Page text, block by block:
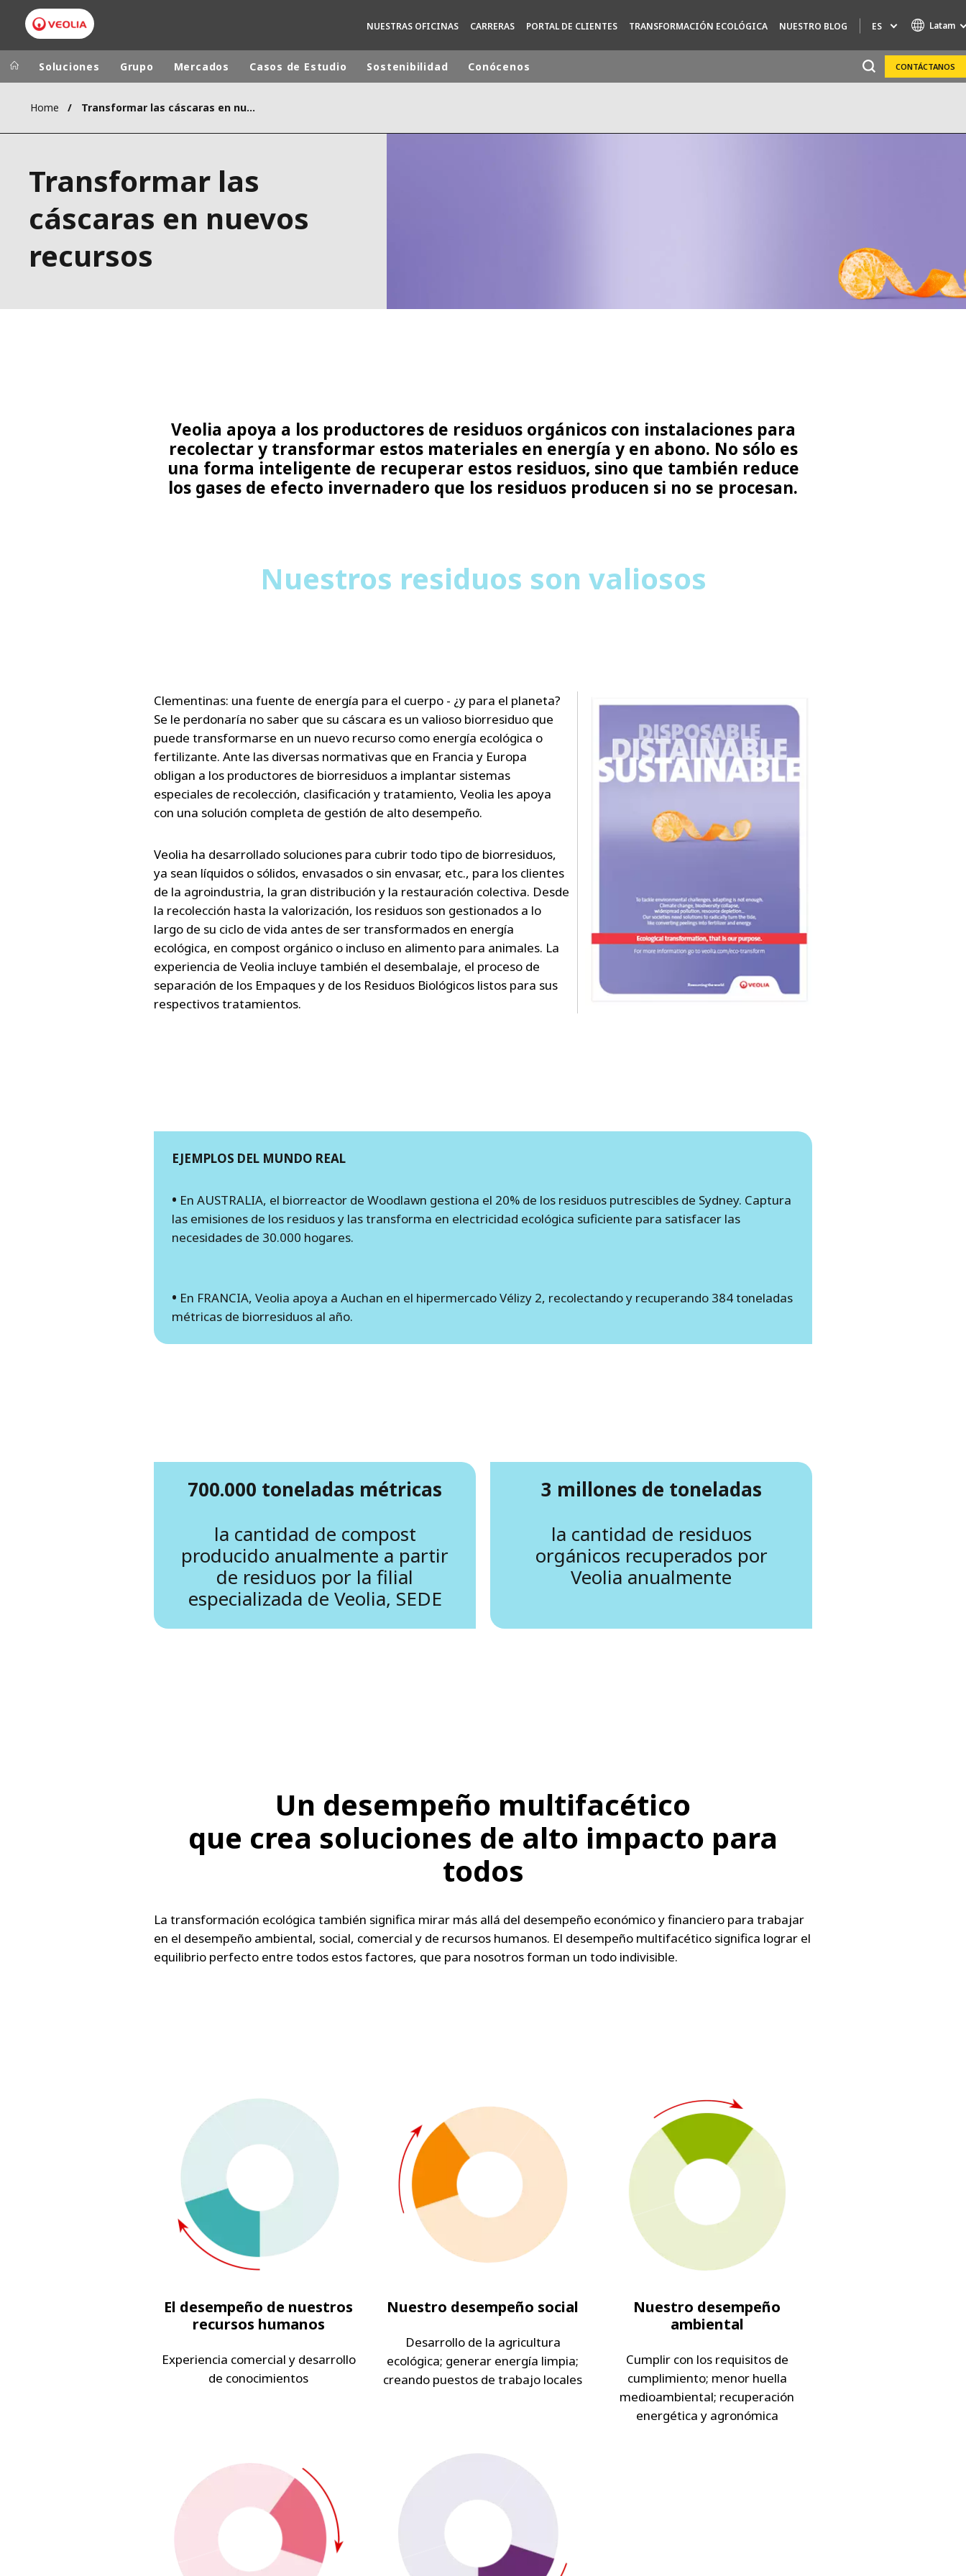
NUESTRAS OFICINAS CARRERAS PORTAL DE CLIENTES TRANSFORMACIÓN ECOLÓGICA NUESTRO BLOG ES Latam
Grupo Veolia
CAMPUS
FUNDACIÓN
INSTITUTO
VEOLIA AGRICULTURE
Soluciones Grupo Mercados Casos de Estudio Sostenibilidad Conócenos CONTÁCTANOS
Home Transformar las cáscaras en nuevos recursos
Transformar las
cáscaras en nuevos
recursos
Veolia apoya a los productores de residuos orgánicos con instalaciones para
recolectar y transformar estos materiales en energía y en abono. No sólo es
una forma inteligente de recuperar estos residuos, sino que también reduce
los gases de efecto invernadero que los residuos producen si no se procesan.
Nuestros residuos son valiosos
Clementinas: una fuente de energía para el cuerpo - ¿y para el planeta?
Se le perdonaría no saber que su cáscara es un valioso biorresiduo que
puede transformarse en un nuevo recurso como energía ecológica o
fertilizante. Ante las diversas normativas que en Francia y Europa
obligan a los productores de biorresiduos a implantar sistemas
especiales de recolección, clasificación y tratamiento, Veolia les apoya
con una solución completa de gestión de alto desempeño.
Veolia ha desarrollado soluciones para cubrir todo tipo de biorresiduos,
ya sean líquidos o sólidos, envasados o sin envasar, etc., para los clientes
de la agroindustria, la gran distribución y la restauración colectiva. Desde
la recolección hasta la valorización, los residuos son gestionados a lo
largo de su ciclo de vida antes de ser transformados en energía
ecológica, en compost orgánico o incluso en alimento para animales. La
experiencia de Veolia incluye también el desembalaje, el proceso de
separación de los Empaques y de los Residuos Biológicos listos para sus
respectivos tratamientos.
EJEMPLOS DEL MUNDO REAL
• En AUSTRALIA, el biorreactor de Woodlawn gestiona el 20% de los residuos putrescibles de Sydney. Captura
las emisiones de los residuos y las transforma en electricidad ecológica suficiente para satisfacer las
necesidades de 30.000 hogares.
• En FRANCIA, Veolia apoya a Auchan en el hipermercado Vélizy 2, recolectando y recuperando 384 toneladas
métricas de biorresiduos al año.
700.000 toneladas métricas
la cantidad de compost
producido anualmente a partir
de residuos por la filial
especializada de Veolia, SEDE
3 millones de toneladas
la cantidad de residuos
orgánicos recuperados por
Veolia anualmente
Un desempeño multifacético
que crea soluciones de alto impacto para
todos
La transformación ecológica también significa mirar más allá del desempeño económico y financiero para trabajar
en el desempeño ambiental, social, comercial y de recursos humanos. El desempeño multifacético significa lograr el
equilibrio perfecto entre todos estos factores, que para nosotros forman un todo indivisible.
El desempeño de nuestros
recursos humanos
Experiencia comercial y desarrollo
de conocimientos
Nuestro desempeño social
Desarrollo de la agricultura
ecológica; generar energía limpia;
creando puestos de trabajo locales
Nuestro desempeño
ambiental
Cumplir con los requisitos de
cumplimiento; menor huella
medioambiental; recuperación
energética y agronómica